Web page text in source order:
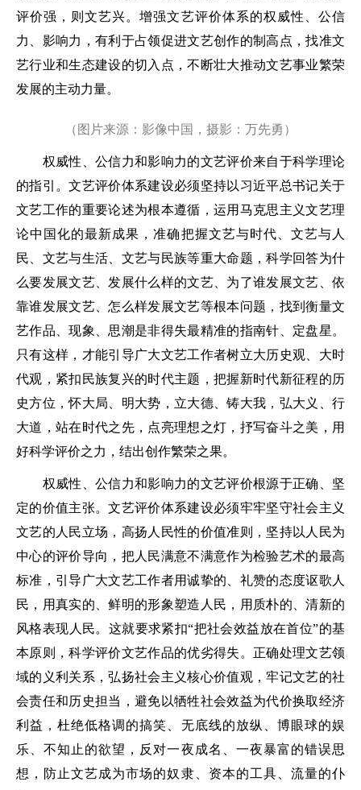
评价强，则文艺兴。增强文艺评价体系的权威性、公信
力、影响力，有利于占领促进文艺创作的制高点，找准文
艺行业和生态建设的切入点，不断壮大推动文艺事业繁荣
发展的主动力量。
（图片来源：影像中国，摄影：万先勇）
权威性、公信力和影响力的文艺评价来自于科学理论
的指引。文艺评价体系建设必须坚持以习近平总书记关于
文艺工作的重要论述为根本遵循，运用马克思主义文艺理
论中国化的最新成果，准确把握文艺与时代、文艺与人
民、文艺与生活、文艺与民族等重大命题，科学回答为什
么要发展文艺、发展什么样的文艺、为了谁发展文艺、依
靠谁发展文艺、怎么样发展文艺等根本问题，找到衡量文
艺作品、现象、思潮是非得失最精准的指南针、定盘星。
只有这样，才能引导广大文艺工作者树立大历史观、大时
代观，紧扣民族复兴的时代主题，把握新时代新征程的历
史方位，怀大局、明大势，立大德、铸大我，弘大义、行
大道，站在时代之先，点亮理想之灯，抒写奋斗之美，用
好科学评价之力，结出创作繁荣之果。
权威性、公信力和影响力的文艺评价根源于正确、坚
定的价值主张。文艺评价体系建设必须牢牢坚守社会主义
文艺的人民立场，高扬人民性的价值准则，坚持以人民为
中心的评价导向，把人民满意不满意作为检验艺术的最高
标准，引导广大文艺工作者用诚挚的、礼赞的态度讴歌人
民，用真实的、鲜明的形象塑造人民，用质朴的、清新的
风格表现人民。这就要求紧扣“把社会效益放在首位”的基
本原则，科学评价文艺作品的优劣得失。正确处理文艺领
域的义利关系，弘扬社会主义核心价值观，牢记文艺的社
会责任和历史担当，避免以牺牲社会效益为代价换取经济
利益，杜绝低格调的搞笑、无底线的放纵、博眼球的娱
乐、不知止的欲望，反对一夜成名、一夜暴富的错误思
想，防止文艺成为市场的奴隶、资本的工具、流量的仆